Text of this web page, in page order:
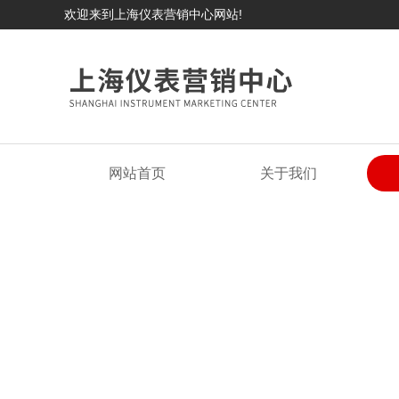
欢迎来到上海仪表营销中心网站!
网站首页 关于我们